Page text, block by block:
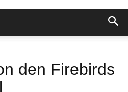
den Firebirds